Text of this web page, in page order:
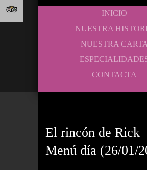
INICIO
NUESTRA
NUESTRA CARTA
CONTACTA
El rincón de Rick
Menú día (26/01/